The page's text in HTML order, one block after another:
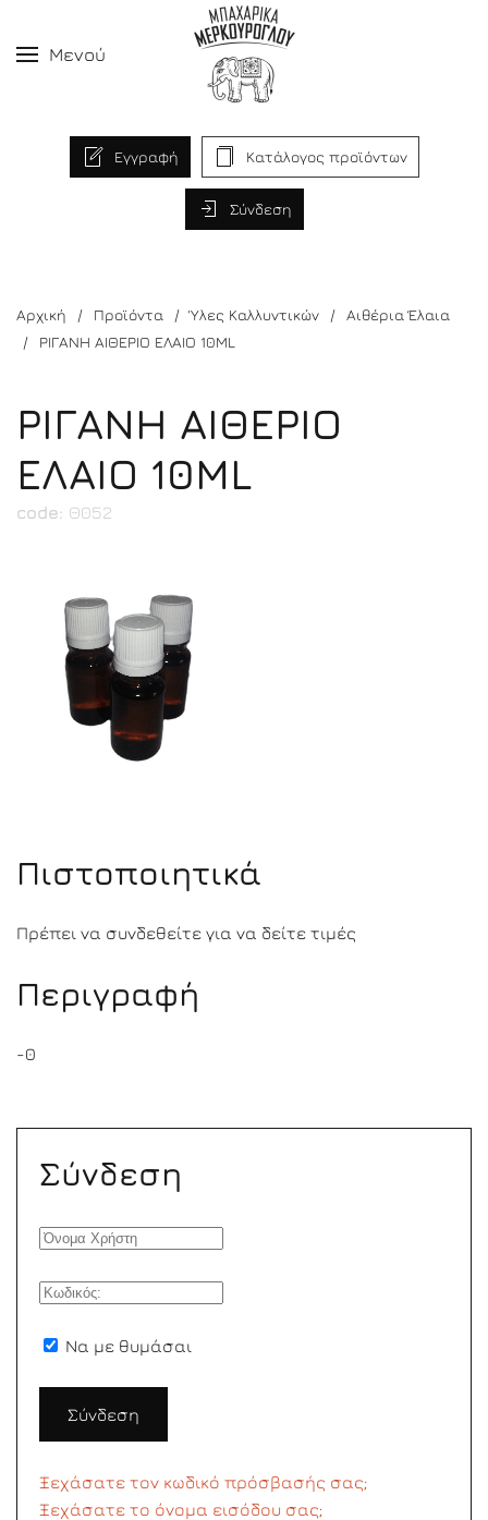
Μενού
Εγγραφή Κατάλογος προϊόντων
Σύνδεση
Αρχική Προϊόντα Ύλες Καλλυντικών
Αιθέρια Έλαια
ΡΙΓΑΝΗ ΑΙΘΕΡΙΟ ΕΛΑΙΟ 10ML
ΡΙΓΑΝΗ ΑΙΘΕΡΙΟ
ΕΛΑΙΟ 10ML
code: Θ052
Πιστοποιητικά
Πρέπει να συνδεθείτε για να δείτε τιμές
Περιγραφή
-0
Σύνδεση
Να με θυμάσαι
Σύνδεση
Ξεχάσατε τον κωδικό πρόσβασής σας;
Ξεχάσατε το όνομα εισόδου σας;